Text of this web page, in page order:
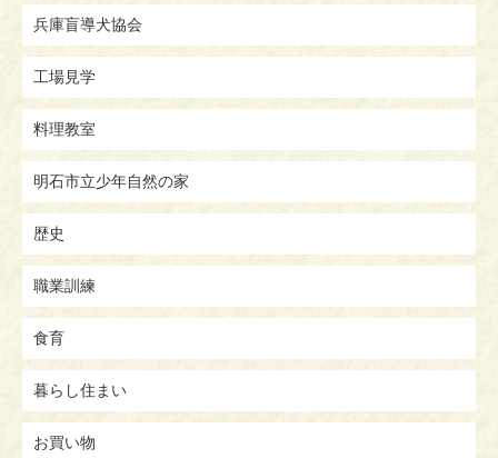
兵庫盲導犬協会
工場見学
料理教室
明石市立少年自然の家
歴史
職業訓練
食育
暮らし住まい
お買い物